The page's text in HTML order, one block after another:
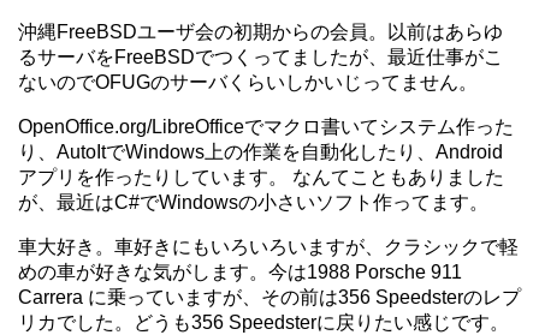
沖縄FreeBSDユーザ会の初期からの会員。以前はあらゆ
るサーバをFreeBSDでつくってましたが、最近仕事がこ
ないのでOFUGのサーバくらいしかいじってません。
OpenOffice.org/LibreOfficeでマクロ書いてシステム作った
り、AutoItでWindows上の作業を自動化したり、Android
アプリを作ったりしています。 なんてこともありました
が、最近はC#でWindowsの小さいソフト作ってます。
車大好き。車好きにもいろいろいますが、クラシックで軽
めの車が好きな気がします。今は1988 Porsche 911
Carrera に乗っていますが、その前は356 Speedsterのレプ
リカでした。どうも356 Speedsterに戻りたい感じです。